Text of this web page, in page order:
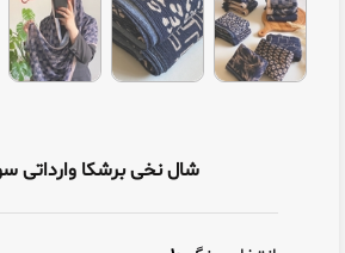
شال نخی برشکا وارداتی